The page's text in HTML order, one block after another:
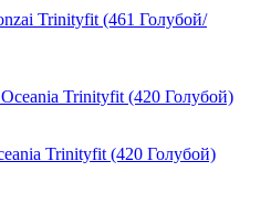
Trinityfit (461 Голубой/
Trinityfit (420 Голубой)